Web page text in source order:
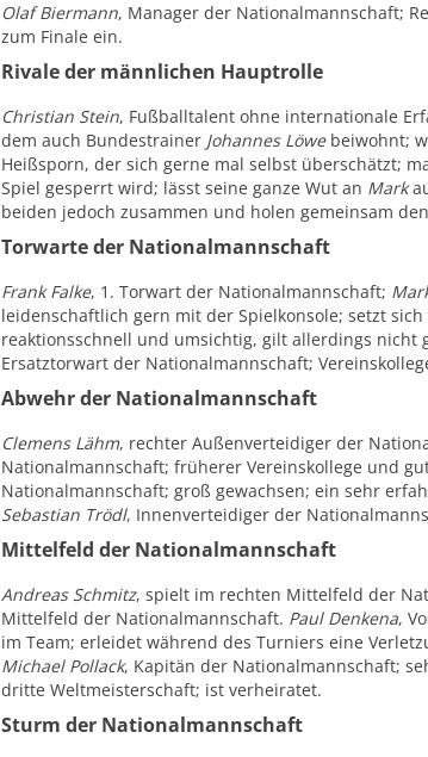
Olaf Biermann, Manager der Nationalmannschaft;
zum Finale ein.
Rivale der männlichen Hauptrolle
Christian Stein, Fußballtalent ohne internationale
dem auch Bundestrainer Johannes Löwebeiwohnt;
Heißsporn, der sich gerne mal selbst überschätzt;
Spiel gesperrt wird; lässt seine ganze Wut an Mark
beiden jedoch zusammen und holen gemeinsam
Torwarte der Nationalmannschaft
Frank Falke, 1. Torwart der Nationalmannschaft;
leidenschaftlich gern mit der Spielkonsole; setzt
reaktionsschnell und umsichtig, gilt allerdings nicht
Ersatztorwart der Nationalmannschaft;
Abwehr der Nationalmannschaft
Clemens Lähm, rechter Außenverteidiger der
Nationalmannschaft; früherer Vereinskollege und
Nationalmannschaft; groß gewachsen; ein sehr
Sebastian Trödl, Innenverteidiger der
Mittelfeld der Nationalmannschaft
Andreas Schmitz, spielt im rechten Mittelfeld der
Mittelfeld der Nationalmannschaft. Paul Denkena,
im Team; erleidet während des Turniers eine
Michael Pollack, Kapitän der Nationalmannschaft;
dritte Weltmeisterschaft; ist verheiratet.
Sturm der Nationalmannschaft